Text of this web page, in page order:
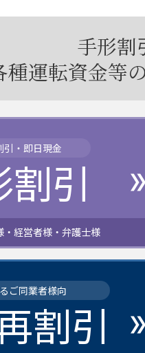
手形割
種運転資金等
引・即日現金
引
・経営者様・弁護士様
ご同業者様向
割引